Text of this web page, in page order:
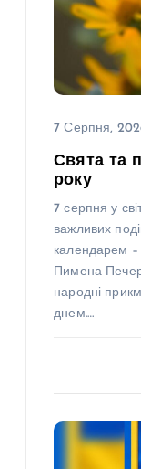
7 Серпня,
Свята та
року
7 серпня у
важливих
календарем
Пимена
народні
днем.…